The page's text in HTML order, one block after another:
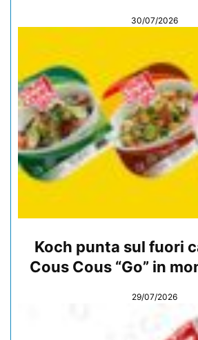
30/07/2026
Koch punta sul fuori
Cous Cous “Go” in
29/07/2026